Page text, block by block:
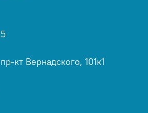
кт Вернадского, 101к1